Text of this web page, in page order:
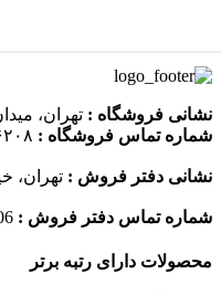
نشانی فروشگاه : تهران،
شماره تماس فروشگاه :
نشانی دفتر فروش : تهران،
شماره تماس دفتر فروش :
محصولات دارای رتبه برتر